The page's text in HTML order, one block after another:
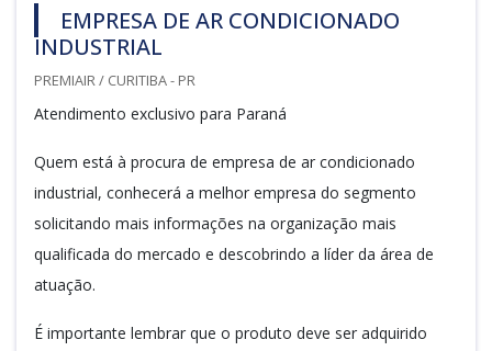
EMPRESA DE AR CONDICIONADO
INDUSTRIAL
PREMIAIR / CURITIBA - PR
Atendimento exclusivo para Paraná
Quem está à procura de empresa de ar condicionado
industrial, conhecerá a melhor empresa do segmento
solicitando mais informações na organização mais
qualificada do mercado e descobrindo a líder da área de
atuação.
É importante lembrar que o produto deve ser adquirido